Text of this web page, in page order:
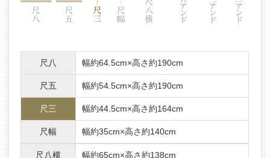
尺八 幅約64.5cm×高さ約190cm
尺五 幅約54.5cm×高さ約190cm
尺三 幅約44.5cm×高さ約164cm
尺幅 幅約35cm×高さ約140cm
尺八横 幅約65cm×高さ約138cm